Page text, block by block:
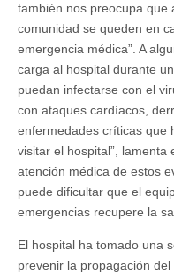
también nos preocupa que
comunidad se queden en
emergencia médica”. A
carga al hospital durante
puedan infectarse con el
con ataques cardíacos,
enfermedades críticas que
visitar el hospital”, lamenta
atención médica de estos
puede dificultar que el
emergencias recupere la
El hospital ha tomado una
prevenir la propagación